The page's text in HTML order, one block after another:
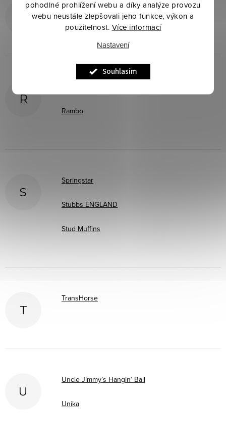
pohodlné prohlížení webu a díky analýze provozu
webu neustále zlepšovali jeho funkce, výkon a
použitelnost. Více informací
Nastavení
Souhlasím
Premiere
R
Rambo
S
Springstar
Stubbs ENGLAND
Stud Muffins
T
TransHorse
U
Uncle Jimmy’s Hangin’ Ball
Unika